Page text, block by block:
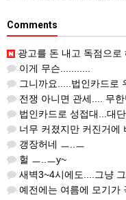
Comments
광고를 돈 내고 독점으로 해주겠다는 곳이 있
이게 무슨...........
그니까요.....법인카드로 우
전쟁 아니면 관세.... 무
법인카드로 성접대...대
너무 커졌지만 커진거에
갱장허네 ㅡ..ㅡ
헐 ㅡ..ㅡy~
새벽3~4시에도....그냥
예전에는 여름에 모기가 극성이